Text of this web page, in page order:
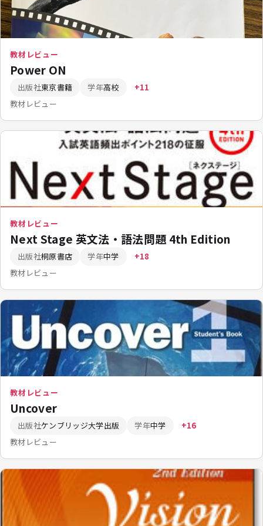
教材レビュー
Power ON
出版社東京書籍 学年高校 +11
教材レビュー
教材レビュー
Next Stage 英文法・語法問題 4th Edition
出版社桐原書店 学年中学 +18
教材レビュー
教材レビュー
Uncover
出版社ケンブリッジ大学出版 学年中学 +16
教材レビュー